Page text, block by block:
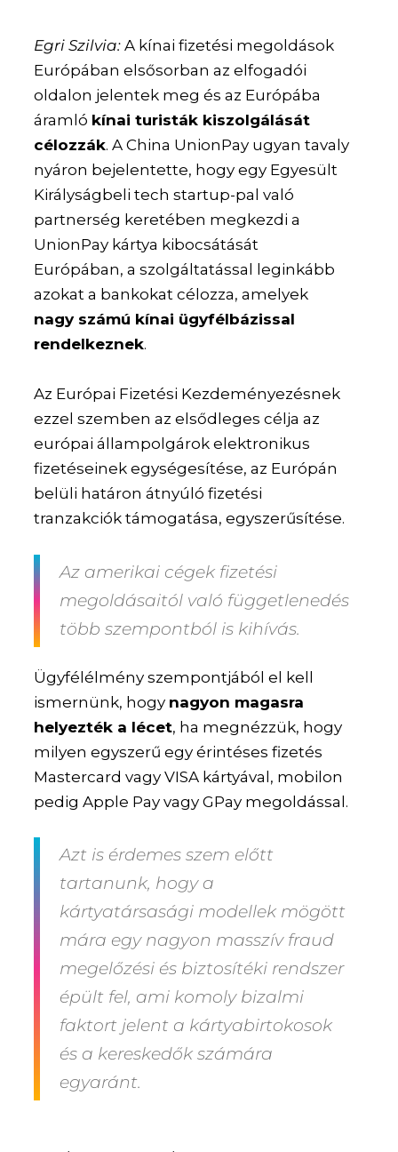
Egri Szilvia: A kínai fizetési megoldások
Európában elsősorban az elfogadói
oldalon jelentek meg és az Európába
áramló kínai turisták kiszolgálását
célozzák. A China UnionPay ugyan tavaly
nyáron bejelentette, hogy egy Egyesült
Királyságbeli tech startup-pal való
partnerség keretében megkezdi a
UnionPay kártya kibocsátását
Európában, a szolgáltatással leginkább
azokat a bankokat célozza, amelyek
nagy számú kínai ügyfélbázissal
rendelkeznek.
Az Európai Fizetési Kezdeményezésnek
ezzel szemben az elsődleges célja az
európai állampolgárok elektronikus
fizetéseinek egységesítése, az Európán
belüli határon átnyúló fizetési
tranzakciók támogatása, egyszerűsítése.
Az amerikai cégek fizetési
megoldásaitól való függetlenedés
több szempontból is kihívás.
Ügyfélélmény szempontjából el kell
ismernünk, hogy nagyon magasra
helyezték a lécet, ha megnézzük, hogy
milyen egyszerű egy érintéses fizetés
Mastercard vagy VISA kártyával, mobilon
pedig Apple Pay vagy GPay megoldással.
Azt is érdemes szem előtt
tartanunk, hogy a
kártyatársasági modellek mögött
mára egy nagyon masszív fraud
megelőzési és biztosítéki rendszer
épült fel, ami komoly bizalmi
faktort jelent a kártyabirtokosok
és a kereskedők számára
egyaránt.